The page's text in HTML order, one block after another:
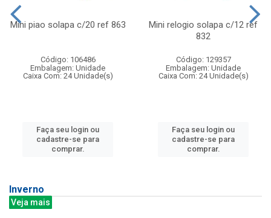
Mini piao solapa c/20 ref 863
Código: 106486
Embalagem: Unidade
Caixa Com: 24 Unidade(s)
Faça seu login ou
cadastre-se para
comprar.
Mini relogio solapa c/12 ref
832
Código: 129357
Embalagem: Unidade
Caixa Com: 24 Unidade(s)
Faça seu login ou
cadastre-se para
comprar.
Inverno
Veja mais